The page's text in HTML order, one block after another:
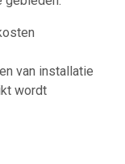
van installatie
wordt